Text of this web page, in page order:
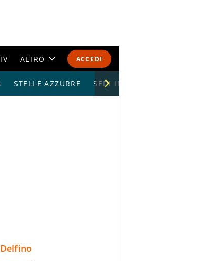
ACCEDI
ALTRO
CALENDARI E CLASSIFICHE
STELLE AZZURRE SEDI IMPIANTI